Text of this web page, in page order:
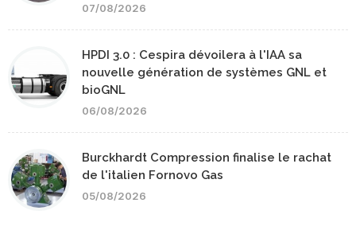
07/08/2026
HPDI 3.0 : Cespira dévoilera à l'IAA sa
nouvelle génération de systèmes GNL et
bioGNL
06/08/2026
Burckhardt Compression finalise le rachat
de l'italien Fornovo Gas
05/08/2026